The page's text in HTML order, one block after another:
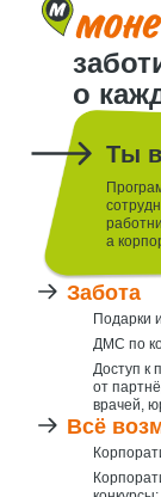
о
Ты
а
Забота
Подарки
ДМС по
Доступ к
от
врачей,
Всё